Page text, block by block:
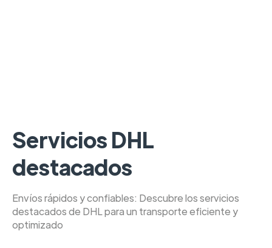
Servicios DHL
destacados
Envíos rápidos y confiables: Descubre los servicios
destacados de DHL para un transporte eficiente y
optimizado